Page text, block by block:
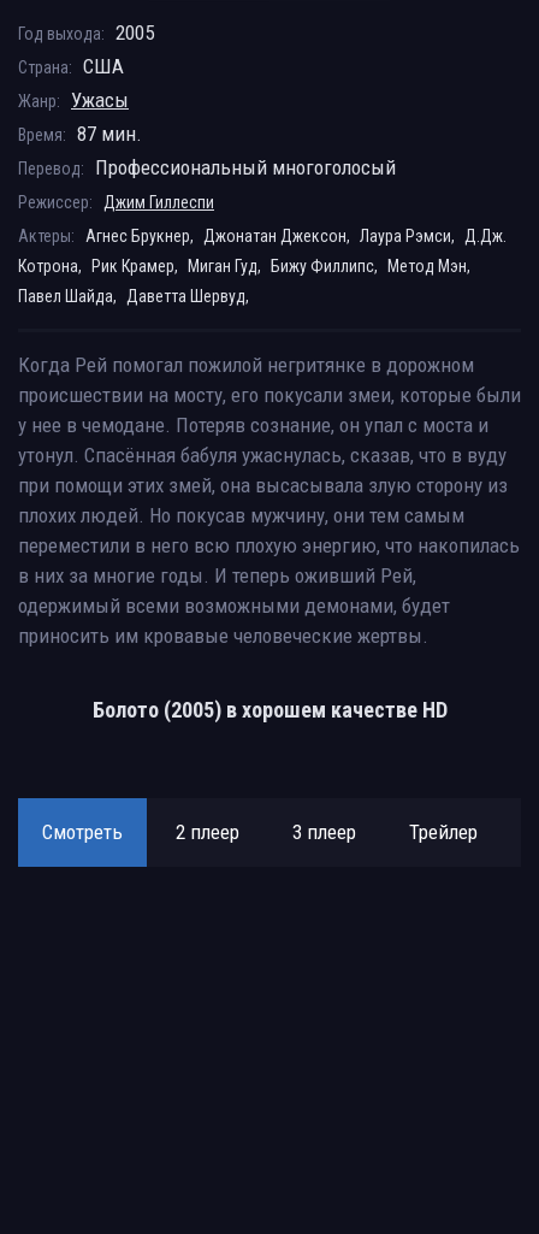
Год выхода: 2005
Страна: США
Жанр: Ужасы
Время: 87 мин.
Перевод: Профессиональный многоголосый
Режиссер:
Джим Гиллеспи
Актеры:
Агнес Брукнер, Джонатан Джексон, Лаура Рэмси,
Д.Дж.
Котрона,
Рик Крамер, Миган Гуд, Бижу Филлипс,
Метод Мэн,
Павел Шайда,
Даветта Шервуд,
Когда Рей помогал пожилой негритянке в дорожном
происшествии на мосту, его покусали змеи, которые были
у нее в чемодане. Потеряв сознание, он упал с моста и
утонул. Спасённая бабуля ужаснулась, сказав, что в вуду
при помощи этих змей, она высасывала злую сторону из
плохих людей. Но покусав мужчину, они тем самым
переместили в него всю плохую энергию, что накопилась
в них за многие годы. И теперь оживший Рей,
одержимый всеми возможными демонами, будет
приносить им кровавые человеческие жертвы.
Болото (2005) в хорошем качестве HD
Смотреть 2 плеер 3 плеер Трейлер